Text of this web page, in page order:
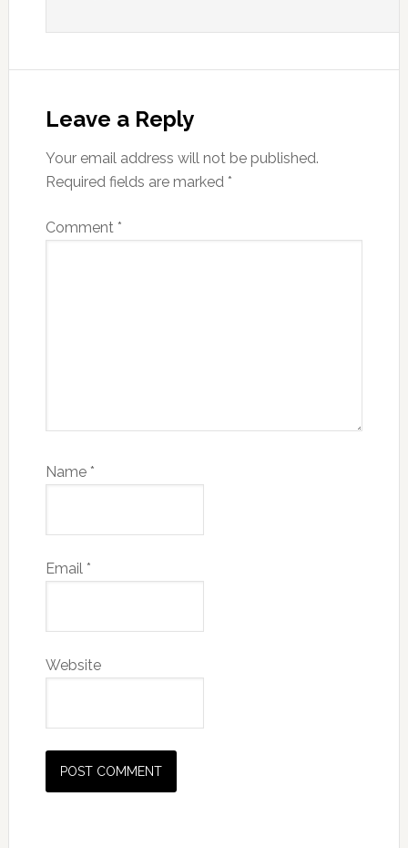
Leave a Reply
Your email address will not be published.
Required fields are marked *
Comment *
Name *
Email *
Website